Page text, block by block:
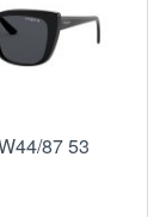
87 53